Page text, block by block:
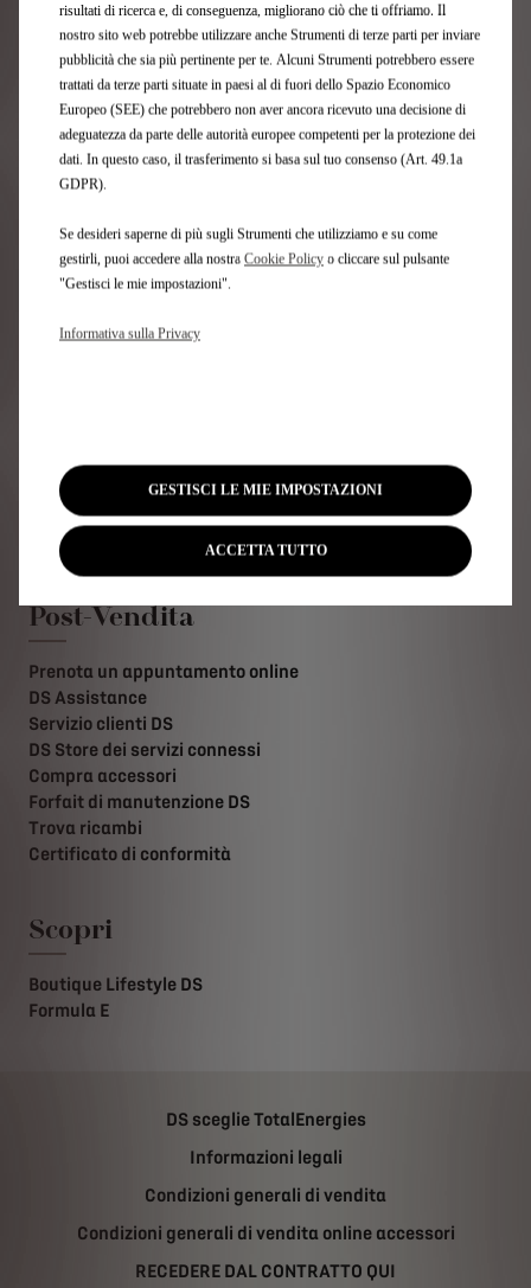
Auto 100 % Elettriche
DS hybrid e plug-in hybrid
Auto Ibride Plug-in
Berline
Offerte private
Offerte business
Link utili
Configura e ordina
Contatta il tuo DS Store
Contattaci
Test drive
Newsletter
Post-Vendita
Prenota un appuntamento online
DS Assistance
Servizio clienti DS
DS Store dei servizi connessi
Compra accessori
Forfait di manutenzione DS
Trova ricambi
Certificato di conformità
Scopri
Boutique Lifestyle DS
Formula E
DS sceglie TotalEnergies
Informazioni legali
Condizioni generali di vendita
Condizioni generali di vendita online accessori
RECEDERE DAL CONTRATTO QUI
risultati di ricerca e, di conseguenza, migliorano ciò che ti offriamo. Il
nostro sito web potrebbe utilizzare anche Strumenti di terze parti per inviare
pubblicità che sia più pertinente per te. Alcuni Strumenti potrebbero essere
trattati da terze parti situate in paesi al di fuori dello Spazio Economico
Europeo (SEE) che potrebbero non aver ancora ricevuto una decisione di
adeguatezza da parte delle autorità europee competenti per la protezione dei
dati. In questo caso, il trasferimento si basa sul tuo consenso (Art. 49.1a
GDPR).
Se desideri saperne di più sugli Strumenti che utilizziamo e su come
gestirli, puoi accedere alla nostra Cookie Policy o cliccare sul pulsante
"Gestisci le mie impostazioni".
Informativa sulla Privacy
GESTISCI LE MIE IMPOSTAZIONI
ACCETTA TUTTO